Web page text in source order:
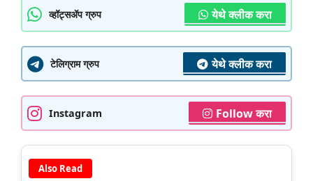
व्हॉट्सॲप ग्रुप येथे क्लीक करा
टेलिग्राम ग्रुप येथे क्लीक करा
Instagram Follow करा
Also Read